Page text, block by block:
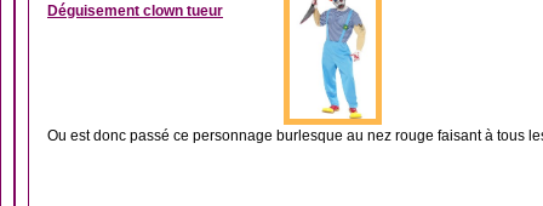
Déguisement clown tueur
Ou est donc passé ce personnage burlesque au nez rouge faisant à tous